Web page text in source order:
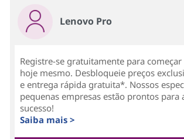
Lenovo Pro
Registre-se gratuitamente para
hoje mesmo. Desbloqueie preços
e entrega rápida gratuita*. Nossos
pequenas empresas estão prontos para
sucesso!
Saiba mais >